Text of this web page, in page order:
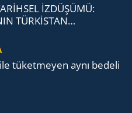
İZDÜŞÜMÜ:
TÜRKİSTAN
MİRASI
tü­ket­me­yen aynı be­de­li